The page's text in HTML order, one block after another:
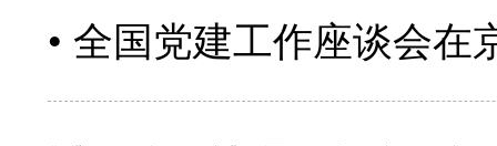
全国党建工作座谈会在